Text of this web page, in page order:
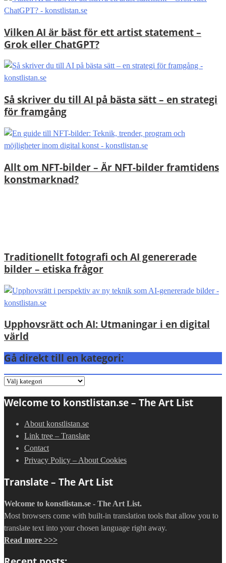
Vilken AI är bäst för ett artist statement –
Grok eller ChatGPT?
Så skriver du till AI på bästa sätt – en strategi
för framgång
Allt om NFT-bilder – Är NFT-bilder framtidens
konstmarknad?
Traditionellt fotografi och AI genererade
bilder – etiska frågor
Upphovsrätt och AI: Utmaningar i en digital
värld
Gå direkt till en kategori:
Gå
till
kategori:
Welcome to konstlistan.se – The Art List
About konstlistan.se
Link tree – Translate
Contact
Privacy Policy – About Cookies
Translate – The Art List
Welcome to konstlistan.se - The Art List.
Most browsers come with built-in translation tools that allow you to
translate text into your chosen language right away.
Read more >>>